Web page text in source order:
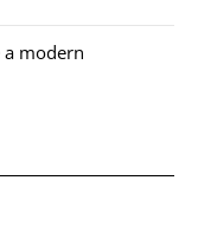
modern